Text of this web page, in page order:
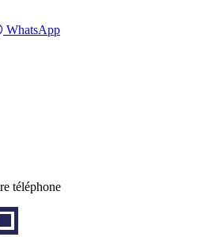
WhatsApp
téléphone